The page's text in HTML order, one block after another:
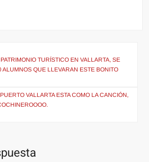
TURÍSTICO EN VALLARTA, SE
ALUMNOS QUE LLEVARAN ESTE BONITO
VALLARTA ESTA COMO LA CANCIÓN,